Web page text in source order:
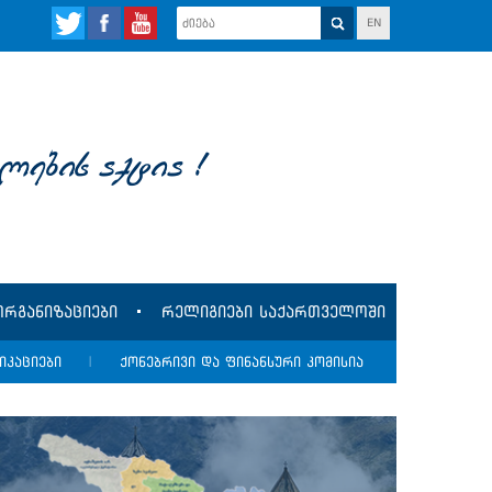
EN
aqtia !
რელიგიები საქართველოში
ქონებრივი და ფინანსური კომისია